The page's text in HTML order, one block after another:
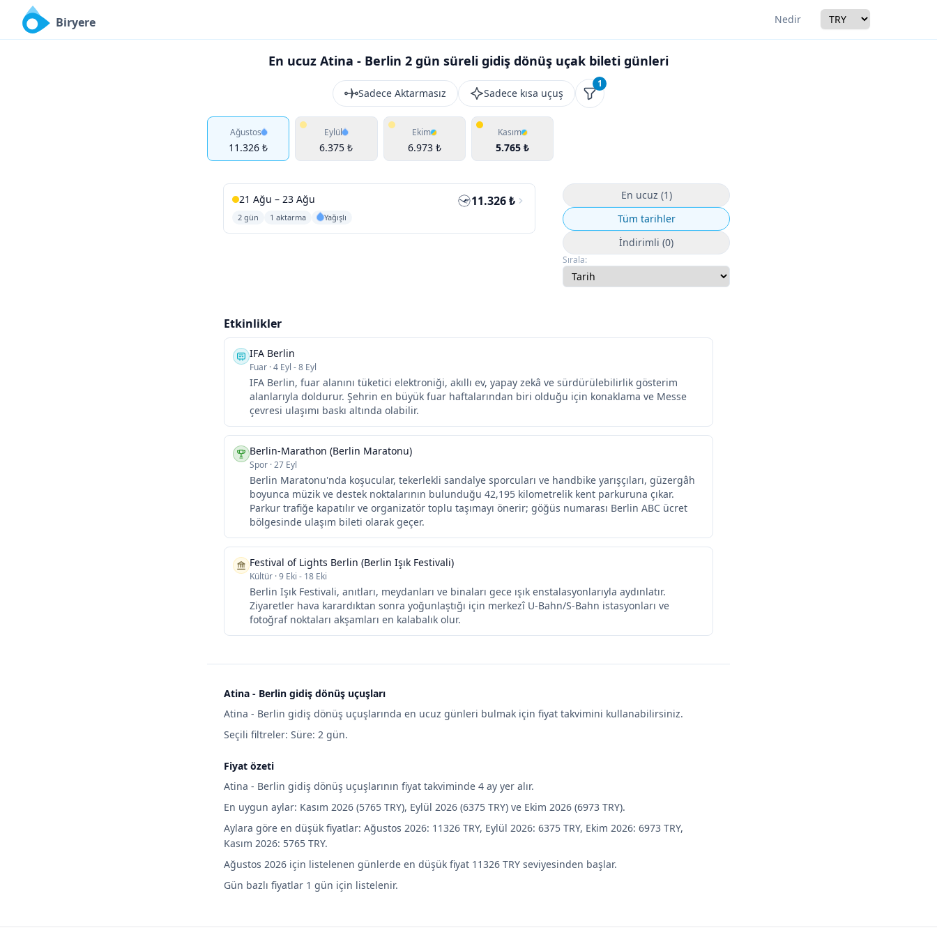
Biryere Nedir Currency
En ucuz Atina - Berlin 2 gün süreli gidiş dönüş uçak bileti günleri
Sadece Aktarmasız Sadece kısa uçuş Filtreler
1
Ağustos
11.326 ₺
Eylül
6.375 ₺
Ekim
6.973 ₺
Kasım
5.765 ₺
En ucuz (1)
Tüm tarihler
İndirimli (0)
Sırala:
21 Ağu – 23 Ağu
2 gün 1 aktarma Yağışlı
11.326 ₺
Etkinlikler
IFA Berlin
Fuar ·4 Eyl - 8 Eyl
IFA Berlin, fuar alanını tüketici elektroniği, akıllı ev, yapay zekâ ve sürdürülebilirlik gösterim
alanlarıyla doldurur. Şehrin en büyük fuar haftalarından biri olduğu için konaklama ve Messe
çevresi ulaşımı baskı altında olabilir.
Berlin-Marathon (Berlin Maratonu)
Spor ·27 Eyl
Berlin Maratonu'nda koşucular, tekerlekli sandalye sporcuları ve handbike yarışçıları, güzergâh
boyunca müzik ve destek noktalarının bulunduğu 42,195 kilometrelik kent parkuruna çıkar.
Parkur trafiğe kapatılır ve organizatör toplu taşımayı önerir; göğüs numarası Berlin ABC ücret
bölgesinde ulaşım bileti olarak geçer.
Festival of Lights Berlin (Berlin Işık Festivali)
Kültür ·9 Eki - 18 Eki
Berlin Işık Festivali, anıtları, meydanları ve binaları gece ışık enstalasyonlarıyla aydınlatır.
Ziyaretler hava karardıktan sonra yoğunlaştığı için merkezî U-Bahn/S-Bahn istasyonları ve
fotoğraf noktaları akşamları en kalabalık olur.
Atina - Berlin gidiş dönüş uçuşları
Atina - Berlin gidiş dönüş uçuşlarında en ucuz günleri bulmak için fiyat takvimini kullanabilirsiniz.
Seçili filtreler: Süre: 2 gün.
Fiyat özeti
Atina - Berlin gidiş dönüş uçuşlarının fiyat takviminde 4 ay yer alır.
En uygun aylar: Kasım 2026 (5765 TRY), Eylül 2026 (6375 TRY) ve Ekim 2026 (6973 TRY).
Aylara göre en düşük fiyatlar: Ağustos 2026: 11326 TRY, Eylül 2026: 6375 TRY, Ekim 2026: 6973 TRY,
Kasım 2026: 5765 TRY.
Ağustos 2026 için listelenen günlerde en düşük fiyat 11326 TRY seviyesinden başlar.
Gün bazlı fiyatlar 1 gün için listelenir.